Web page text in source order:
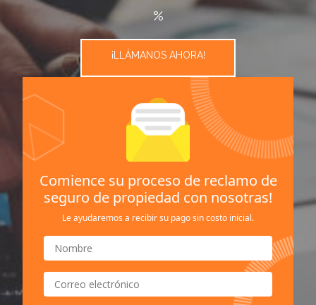
%
¡LLÁMANOS AHORA!
Comience su proceso de reclamo de
seguro de propiedad con nosotras!
Le ayudaremos a recibir su pago sin costo inicial.